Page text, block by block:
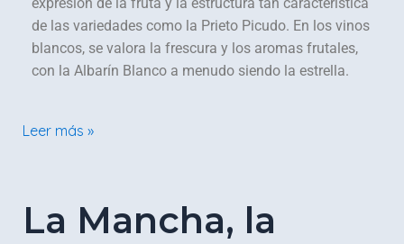
de las variedades como la Prieto Picudo. En los vinos
blancos, se valora la frescura y los aromas frutales,
con la Albarín Blanco a menudo siendo la estrella.
Leer más »
La Mancha, la
La
Mancha,